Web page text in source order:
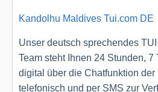
Kandolhu Maldives Tui.com DE
Unser deutsch sprechendes
Team steht Ihnen 24 Stunden, 7
digital über die Chatfunktion der
telefonisch und per SMS zur